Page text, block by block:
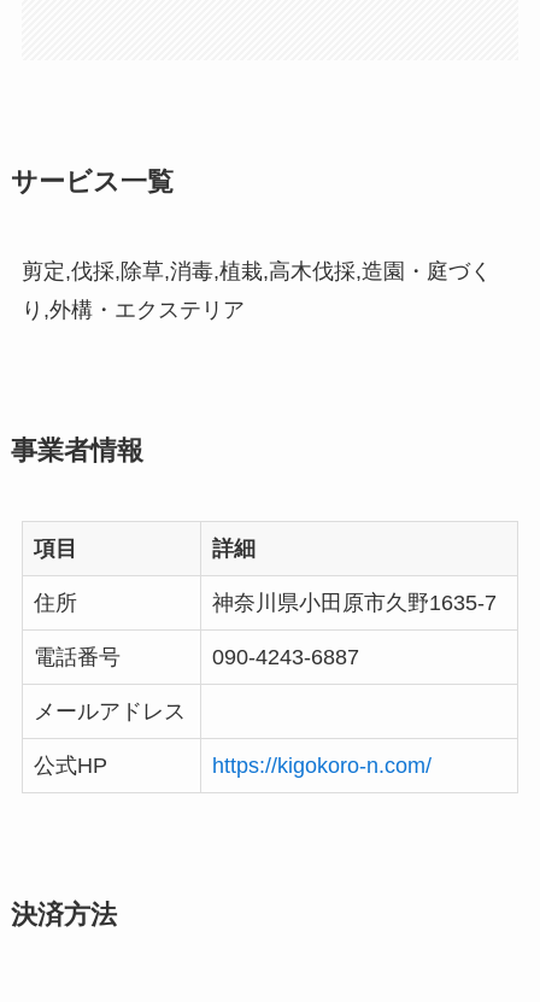
サービス一覧
剪定,伐採,除草,消毒,植栽,高木伐採,造園・庭づく
り,外構・エクステリア
事業者情報
項目 詳細
住所 神奈川県小田原市久野1635-7
電話番号 090-4243-6887
メールアドレス
公式HP https://kigokoro-n.com/
決済方法